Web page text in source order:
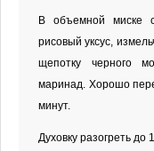
В объемной миске
рисовый уксус,
щепотку черного
маринад. Хорошо
минут.
Духовку разогреть до